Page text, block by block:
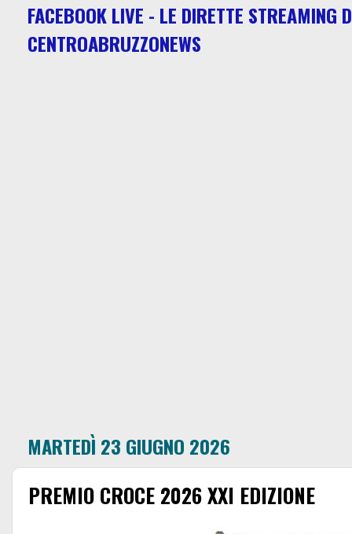
FACEBOOK LIVE - LE DIRETTE STREAMING
CENTROABRUZZONEWS
MARTEDÌ 23 GIUGNO 2026
PREMIO CROCE 2026 XXI EDIZIONE